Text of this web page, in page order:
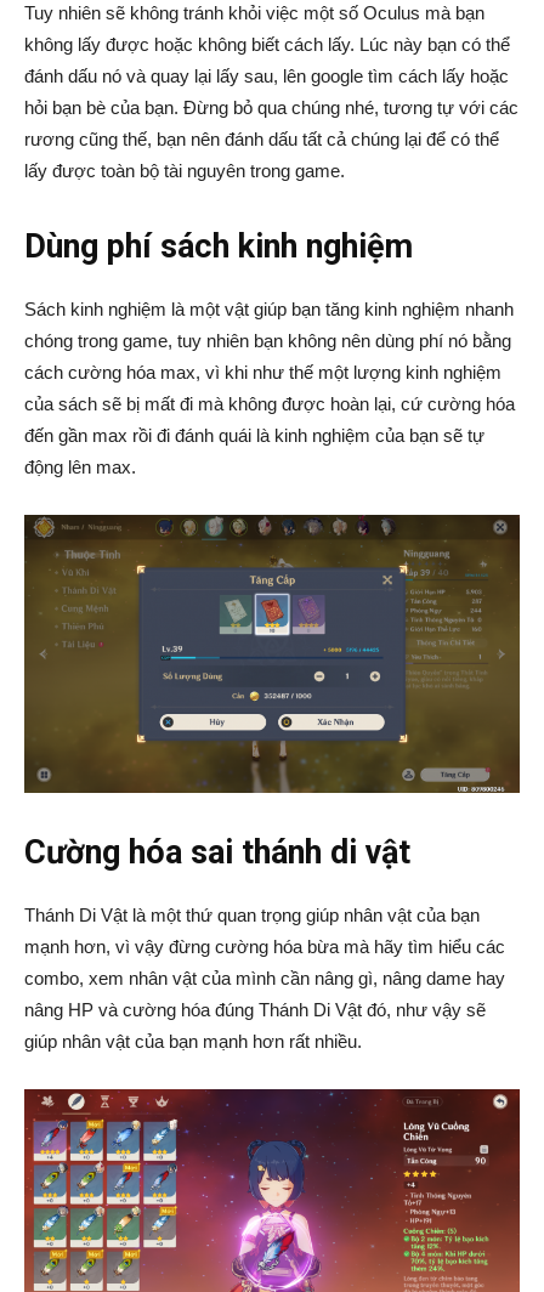
Tuy nhiên sẽ không tránh khỏi việc một số Oculus mà bạn
không lấy được hoặc không biết cách lấy. Lúc này bạn có thể
đánh dấu nó và quay lại lấy sau, lên google tìm cách lấy hoặc
hỏi bạn bè của bạn. Đừng bỏ qua chúng nhé, tương tự với các
rương cũng thế, bạn nên đánh dấu tất cả chúng lại để có thể
lấy được toàn bộ tài nguyên trong game.
Dùng phí sách kinh nghiệm
Sách kinh nghiệm là một vật giúp bạn tăng kinh nghiệm nhanh
chóng trong game, tuy nhiên bạn không nên dùng phí nó bằng
cách cường hóa max, vì khi như thế một lượng kinh nghiệm
của sách sẽ bị mất đi mà không được hoàn lại, cứ cường hóa
đến gần max rồi đi đánh quái là kinh nghiệm của bạn sẽ tự
động lên max.
Cường hóa sai thánh di vật
Thánh Di Vật là một thứ quan trọng giúp nhân vật của bạn
mạnh hơn, vì vậy đừng cường hóa bừa mà hãy tìm hiểu các
combo, xem nhân vật của mình cần nâng gì, nâng dame hay
nâng HP và cường hóa đúng Thánh Di Vật đó, như vậy sẽ
giúp nhân vật của bạn mạnh hơn rất nhiều.